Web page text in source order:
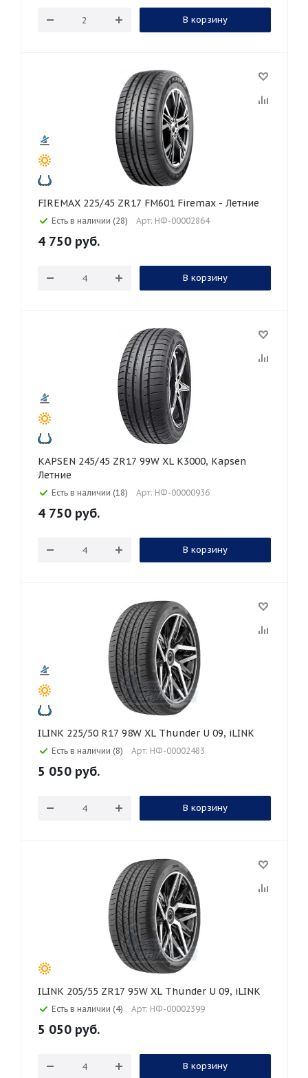
В корзину
FIREMAX 225/45 ZR17 FM601 Firemax - Летние
Есть в наличии (28) Арт: НФ-00002864
4 750 руб.
В корзину
KAPSEN 245/45 ZR17 99W XL K3000, Kapsen
Летние
Есть в наличии (18) Арт: НФ-00000936
4 750 руб.
В корзину
ILINK 225/50 R17 98W XL Thunder U 09, iLINK
Есть в наличии (8) Арт: НФ-00002483
5 050 руб.
В корзину
ILINK 205/55 ZR17 95W XL Thunder U 09, iLINK
Есть в наличии (4) Арт: НФ-00002399
5 050 руб.
В корзину